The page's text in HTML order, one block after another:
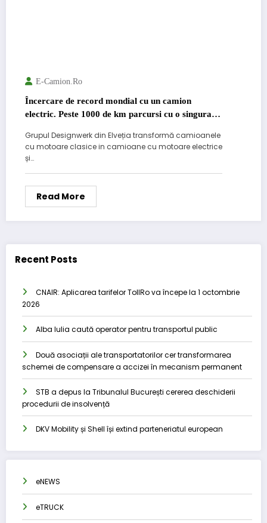
E-Camion.ro
Încercare de record mondial cu un camion
electric. Peste 1000 de km parcursi cu o singura
Grupul Designwerk din Elveția transformă camioanele
cu motoare clasice in camioane cu motoare electrice
și…
Read More
Recent Posts
CNAIR: Aplicarea tarifelor TollRo va începe la 1 octombrie
2026
Alba Iulia caută operator pentru transportul public
Două asociații ale transportatorilor cer transformarea
schemei de compensare a accizei în mecanism permanent
STB a depus la Tribunalul București cererea deschiderii
procedurii de insolvență
DKV Mobility și Shell își extind parteneriatul european
eNEWS
eTRUCK